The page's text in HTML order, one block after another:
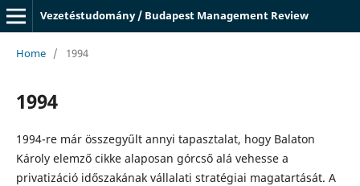
Vezetéstudomány / Budapest Management Review
Home / 1994
1994
1994-re már összegyűlt annyi tapasztalat, hogy Balaton
Károly elemző cikke alaposan górcső alá vehesse a
privatizáció időszakának vállalati stratégiai magatartását. A